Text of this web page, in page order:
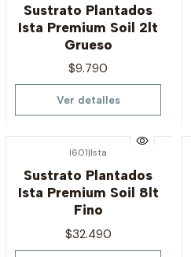
Sustrato Plantados
Ista Premium Soil 2lt
Grueso
$9.790
Ver detalles
I601|Ista
Sustrato Plantados
Ista Premium Soil 8lt
Fino
$32.490